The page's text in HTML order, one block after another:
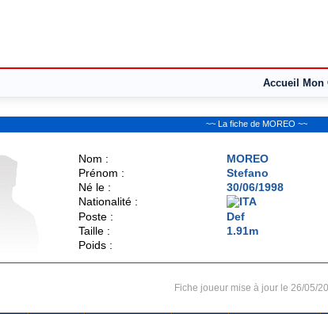
Accueil Mon
~~ La fiche de MOREO ~~
Nom :
MOREO
Prénom :
Stefano
Né le :
30/06/1998
Nationalité :
Poste :
Def
Taille :
1.91m
Poids :
Fiche joueur mise à jour le 26/05/